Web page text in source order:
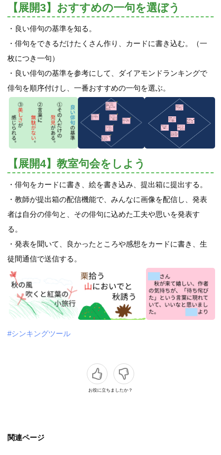
【展開3】おすすめの一句を選ぼう
・良い俳句の基準を知る。
・俳句をできるだけたくさん作り、カードに書き込む。（一
枚につき一句）
・良い俳句の基準を参考にして、ダイアモンドランキングで
俳句を順序付けし、一番おすすめの一句を選ぶ。
【展開4】教室句会をしよう
・俳句をカードに書き、絵を書き込み、提出箱に提出する。
・教師が提出箱の配信機能で、みんなに画像を配信し、発表
者は自分の俳句と、その俳句に込めた工夫や思いを発表す
る。
・発表を聞いて、良かったところや感想をカードに書き、生
徒間通信で送信する。
#シンキングツール
お役に立ちましたか？
関連ページ